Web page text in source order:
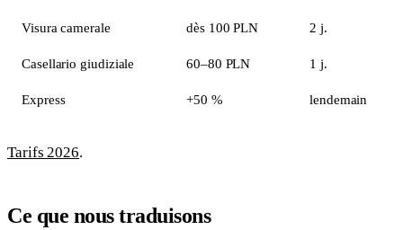
Visura camerale dès 100 PLN 2 j.
Casellario giudiziale 60–80 PLN 1 j.
Express +50 % lendemain
Tarifs 2026.
Ce que nous traduisons